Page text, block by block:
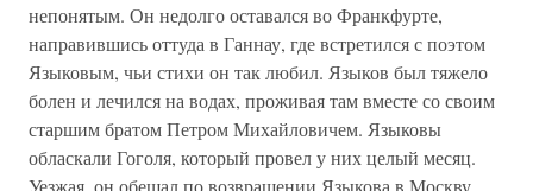
непонятым. Он недолго оставался во Франкфурте,
направившись оттуда в Ганнау, где встретился с поэтом
Языковым, чьи стихи он так любил. Языков был тяжело
болен и лечился на водах, проживая там вместе со своим
старшим братом Петром Михайловичем. Языковы
обласкали Гоголя, который провел у них целый месяц.
Уезжая, он обещал по возвращении Языкова в Москву